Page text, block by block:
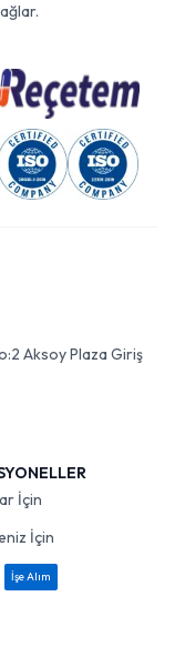
Aksoy Plaza Giriş
İçin
İçin
İşe Alım